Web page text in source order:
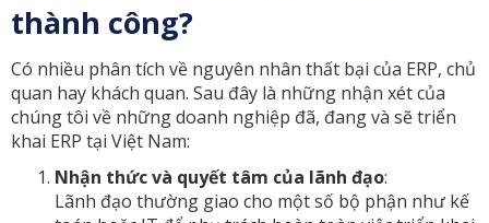
thành công?
Có nhiều phân tích về nguyên nhân thất bại của ERP, chủ
quan hay khách quan. Sau đây là những nhận xét của
chúng tôi về những doanh nghiệp đã, đang và sẽ triển
khai ERP tại Việt Nam:
Nhận thức và quyết tâm của lãnh đạo:
Lãnh đạo thường giao cho một số bộ phận như kế